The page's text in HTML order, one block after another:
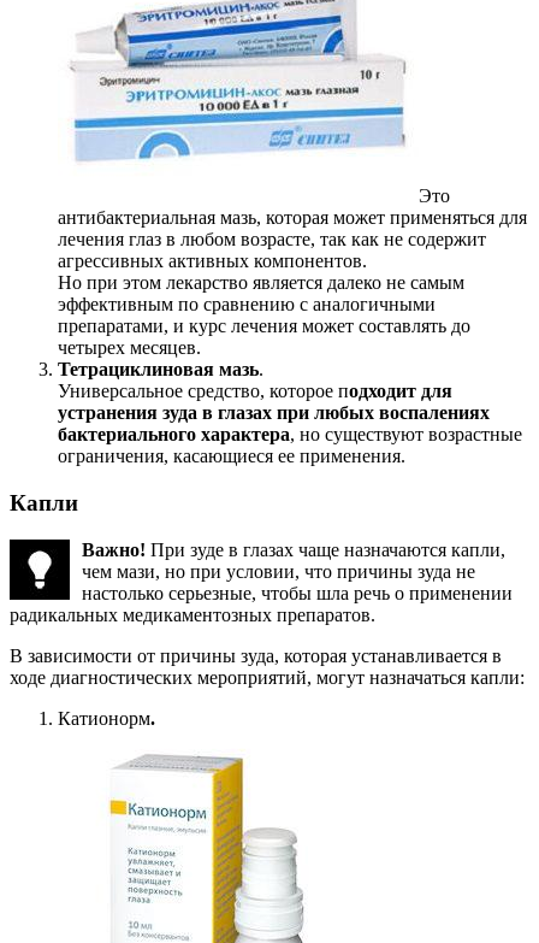
Это
антибактериальная мазь, которая может применяться для
лечения глаз в любом возрасте, так как не содержит
агрессивных активных компонентов.
Но при этом лекарство является далеко не самым
эффективным по сравнению с аналогичными
препаратами, и курс лечения может составлять до
четырех месяцев.
Тетрациклиновая мазь.
Универсальное средство, которое подходит для
устранения зуда в глазах при любых воспалениях
бактериального характера, но существуют возрастные
ограничения, касающиеся ее применения.
Капли
Важно! При зуде в глазах чаще назначаются капли,
чем мази, но при условии, что причины зуда не
настолько серьезные, чтобы шла речь о применении
радикальных медикаментозных препаратов.
В зависимости от причины зуда, которая устанавливается в
ходе диагностических мероприятий, могут назначаться капли:
Катионорм.